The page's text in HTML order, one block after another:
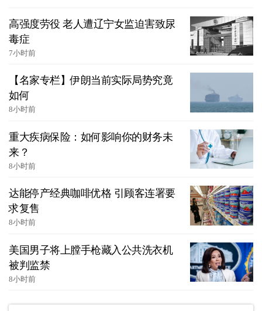
高强度劳役 老人遭辽宁女监迫害致尿
毒症
7小时前
【名家专栏】伊朗当前实际局势究竟
如何
8小时前
重大疾病保险：如何影响你的财务未
来？
8小时前
达能停产经典咖啡优格 引顾客连署要
求复售
8小时前
美国男子将上膛手枪藏入公共洗衣机
被判监禁
8小时前